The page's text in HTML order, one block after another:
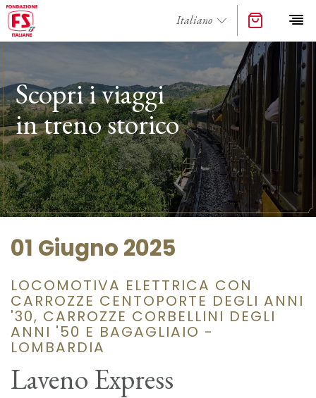
Scopri i viaggi
in treno storico
01 Giugno 2025
LOCOMOTIVA ELETTRICA CON
CARROZZE CENTOPORTE DEGLI ANNI
'30, CARROZZE CORBELLINI DEGLI
ANNI '50 E BAGAGLIAIO -
LOMBARDIA
Laveno Express